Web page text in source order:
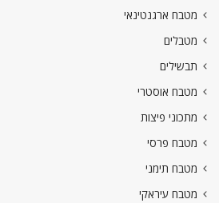
מטבח ארגנטינאי
מטבלים
תבשילים
מטבח אוסטרי
מתכוני פיצות
מטבח פרסי
מטבח תימני
מטבח עיראקי